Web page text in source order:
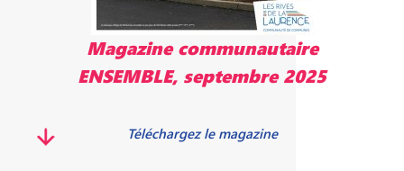
Magazine communautaire
ENSEMBLE, septembre 2025
Téléchargez le magazine